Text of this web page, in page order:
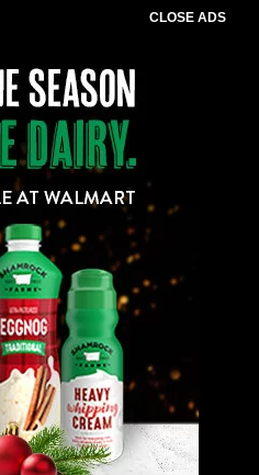
CLOSE ADS